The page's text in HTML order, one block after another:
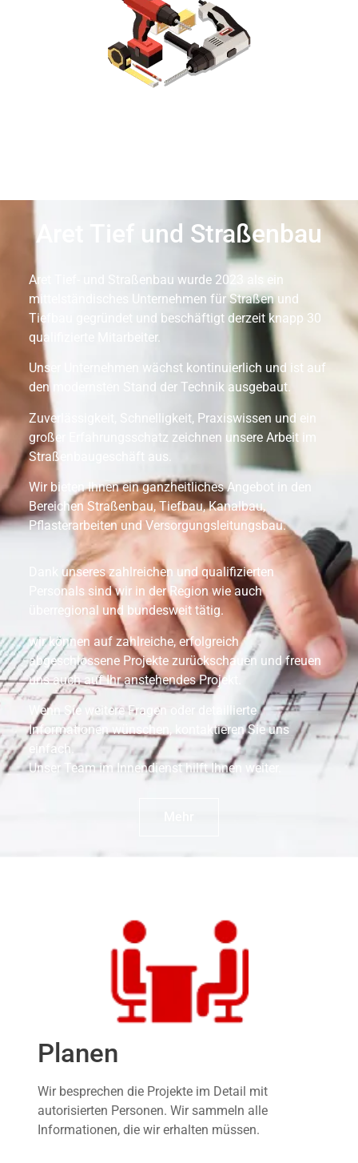
Aret Tief und Straßenbau
Aret Tief- und Straßenbau wurde 2023 als ein
mittelständisches Unternehmen für Straßen und
Tiefbau gegründet und beschäftigt derzeit knapp 30
qualifizierte Mitarbeiter.
Unser Unternehmen wächst kontinuierlich und ist auf
den modernsten Stand der Technik ausgebaut.
Zuverlässigkeit, Schnelligkeit, Praxiswissen und ein
großer Erfahrungsschatz zeichnen unsere Arbeit im
Straßenbaugeschäft aus.
Wir bieten Ihnen ein ganzheitliches Angebot in den
Bereichen Straßenbau, Tiefbau, Kanalbau,
Pflasterarbeiten und Versorgungsleitungsbau.
Dank unseres zahlreichen und qualifizierten
Personals sind wir in der Region wie auch
überregional und bundesweit tätig.
wir können auf zahlreiche, erfolgreich
abgeschlossene Projekte zurückschauen und freuen
uns auch auf Ihr anstehendes Projekt.
Wenn Sie weitere Fragen oder detaillierte
Informationen wünschen, kontaktieren Sie uns
einfach.
Unser Team im Innendienst hilft Ihnen weiter.
Planen
Wir besprechen die Projekte im Detail mit
autorisierten Personen. Wir sammeln alle
Informationen, die wir erhalten müssen.